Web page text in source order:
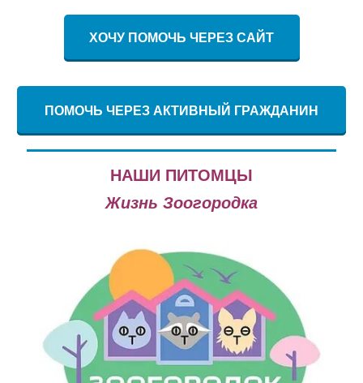
ХОЧУ ПОМОЧЬ ЧЕРЕЗ САЙТ
ПОМОЧЬ ЧЕРЕЗ АКТИВНЫЙ ГРАЖДАНИН
НАШИ ПИТОМЦЫ
Жизнь Зоогородка